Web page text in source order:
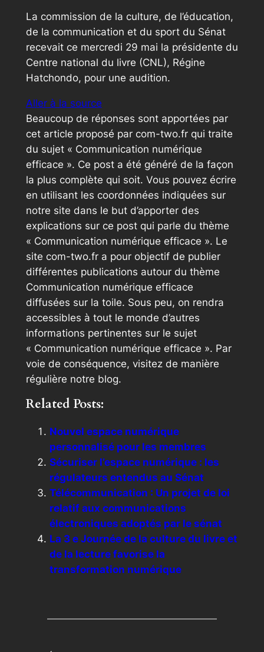
La commission de la culture, de l’éducation,
de la communication et du sport du Sénat
recevait ce mercredi 29 mai la présidente du
Centre national du livre (CNL), Régine
Hatchondo, pour une audition.
Aller à la source
Beaucoup de réponses sont apportées par
cet article proposé par com-two.fr qui traite
du sujet « Communication numérique
efficace ». Ce post a été généré de la façon
la plus complète qui soit. Vous pouvez écrire
en utilisant les coordonnées indiquées sur
notre site dans le but d’apporter des
explications sur ce post qui parle du thème
« Communication numérique efficace ». Le
site com-two.fr a pour objectif de publier
différentes publications autour du thème
Communication numérique efficace
diffusées sur la toile. Sous peu, on rendra
accessibles à tout le monde d’autres
informations pertinentes sur le sujet
« Communication numérique efficace ». Par
voie de conséquence, visitez de manière
régulière notre blog.
Related Posts:
Nouvel espace numérique
personnalisé pour les membres
Sécuriser l’espace numérique : les
régulateurs entendus au Sénat
Télécommunication : Un projet de loi
relatif aux communications
électroniques adoptés par le sénat
La 3 e Journée de la culture du livre et
de la lecture favorise la
transformation numérique